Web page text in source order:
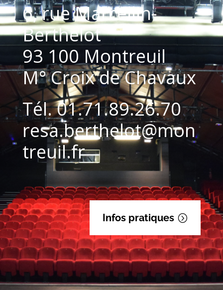
6, rue Marcellin-
Berthelot
93 100 Montreuil
M° Croix de Chavaux
Tél. 01.71.89.26.70
resa.berthelot@mon
treuil.fr
Infos pratiques